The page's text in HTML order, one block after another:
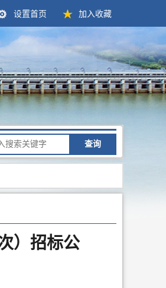
设置首页 加入收藏
查询
）招标公